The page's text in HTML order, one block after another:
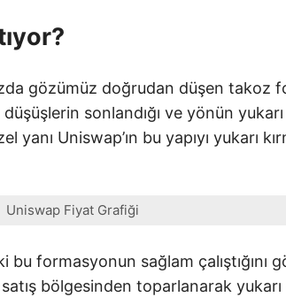
gözümüz doğrudan düşen takoz
sonlandığı ve yönün
yanı Uniswap’ın bu yapıyı yukarı
Uniswap Fiyat Grafiği
formasyonun sağlam çalıştığını
satış bölgesinden toparlanarak